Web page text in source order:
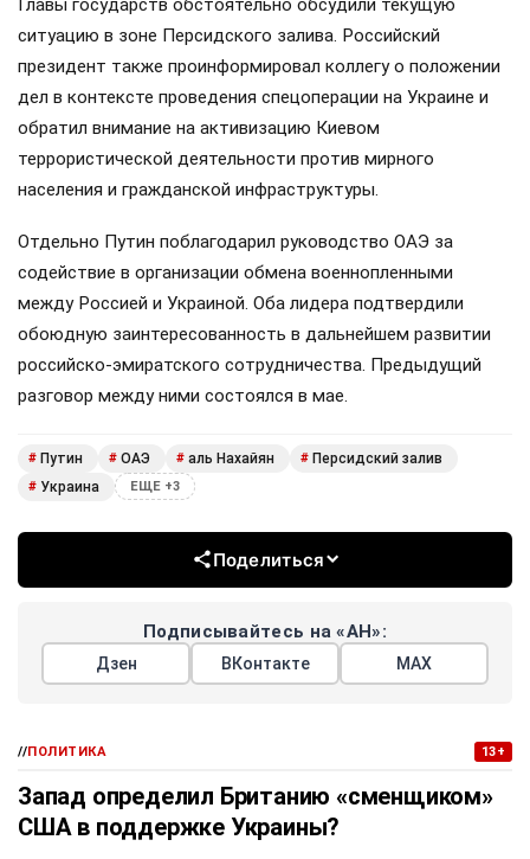
Главы государств обстоятельно обсудили текущую
ситуацию в зоне Персидского залива. Российский
президент также проинформировал коллегу о положении
дел в контексте проведения спецоперации на Украине и
обратил внимание на активизацию Киевом
террористической деятельности против мирного
населения и гражданской инфраструктуры.
Отдельно Путин поблагодарил руководство ОАЭ за
содействие в организации обмена военнопленными
между Россией и Украиной. Оба лидера подтвердили
обоюдную заинтересованность в дальнейшем развитии
российско-эмиратского сотрудничества. Предыдущий
разговор между ними состоялся в мае.
# Путин # ОАЭ # аль Нахайян # Персидский залив
# Украина ЕЩЕ +3
Поделиться
Подписывайтесь на «АН»:
Дзен ВКонтакте МАХ
//ПОЛИТИКА 13+
Запад определил Британию «сменщиком»
США в поддержке Украины?